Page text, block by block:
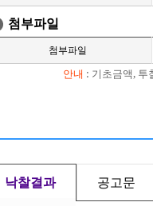
첨부파일
첨부파일
안내 : 기초금액, 투
낙찰결과 공고문